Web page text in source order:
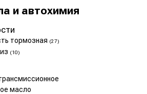
и автохимия
тормозная (27)
(10)
масло